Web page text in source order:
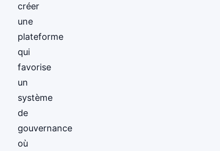
créer
une
plateforme
qui
favorise
un
système
de
gouvernance
où